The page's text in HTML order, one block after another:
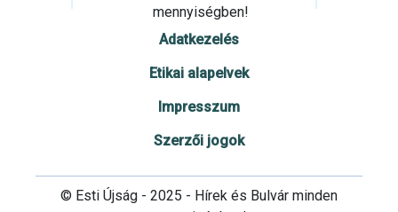
mennyiségben!
Adatkezelés
Etikai alapelvek
Impresszum
Szerzői jogok
© Esti Újság - 2025 - Hírek és Bulvár minden